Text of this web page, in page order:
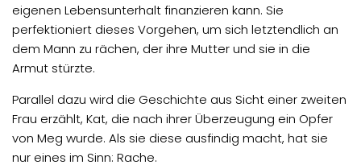
eigenen Lebensunterhalt finanzieren kann. Sie
perfektioniert dieses Vorgehen, um sich letztendlich an
dem Mann zu rächen, der ihre Mutter und sie in die
Armut stürzte.
Parallel dazu wird die Geschichte aus Sicht einer zweiten
Frau erzählt, Kat, die nach ihrer Überzeugung ein Opfer
von Meg wurde. Als sie diese ausfindig macht, hat sie
nur eines im Sinn: Rache.